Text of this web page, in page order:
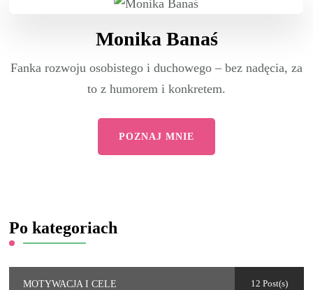
Monika Banaś
Fanka rozwoju osobistego i duchowego – bez nadęcia, za
to z humorem i konkretem.
POZNAJ MNIE
Po kategoriach
MOTYWACJA I CELE 12 Post(s)